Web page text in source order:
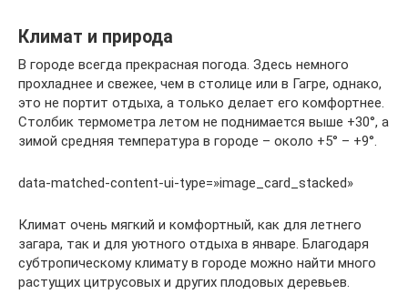
Климат и природа
В городе всегда прекрасная погода. Здесь немного
прохладнее и свежее, чем в столице или в Гагре, однако,
это не портит отдыха, а только делает его комфортнее.
Столбик термометра летом не поднимается выше +30°, а
зимой средняя температура в городе – около +5° – +9°.
data-matched-content-ui-type=»image_card_stacked»
Климат очень мягкий и комфортный, как для летнего
загара, так и для уютного отдыха в январе. Благодаря
субтропическому климату в городе можно найти много
растущих цитрусовых и других плодовых деревьев.